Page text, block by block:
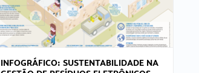
INFOGRÁFICO: SUSTENTABILIDADE NA